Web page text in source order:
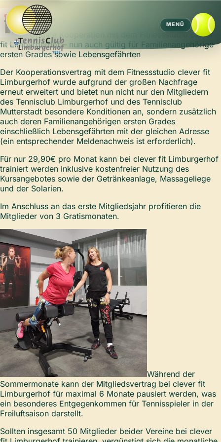
MENÜ
Update Kooperation mit dem Fitnessstudio clever
fit Limburgerhof – nun auch gültig für Familienangehörige
ersten Grades sowie Lebensgefährten
Der Kooperationsvertrag mit dem Fitnessstudio clever fit
Limburgerhof wurde aufgrund der großen Nachfrage
erneut erweitert und bietet nun nicht nur den Mitgliedern
des Tennisclub Limburgerhof und des Tennisclub
Mutterstadt besondere Konditionen an, sondern zusätzlich
auch deren Familienangehörigen ersten Grades
einschließlich Lebensgefährten mit der gleichen Adresse
(ein entsprechender Meldenachweis ist erforderlich).
Für nur 29,90€ pro Monat kann bei clever fit Limburgerhof
trainiert werden inklusive kostenfreier Nutzung des
Kursangebotes sowie der Getränkeanlage, Massageliege
und der Solarien.
Im Anschluss an das erste Mitgliedsjahr profitieren die
Mitglieder von 3 Gratismonaten.
Während der
Sommermonate kann der Mitgliedsvertrag bei clever fit
Limburgerhof für maximal 6 Monate pausiert werden, was
ein besonderes Entgegenkommen für Tennisspieler in der
Freiluftsaison darstellt.
Sollten insgesamt 50 Mitglieder beider Vereine bei clever